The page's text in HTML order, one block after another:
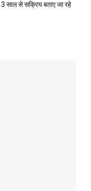
साल से सक्रिय बताए जा रहे